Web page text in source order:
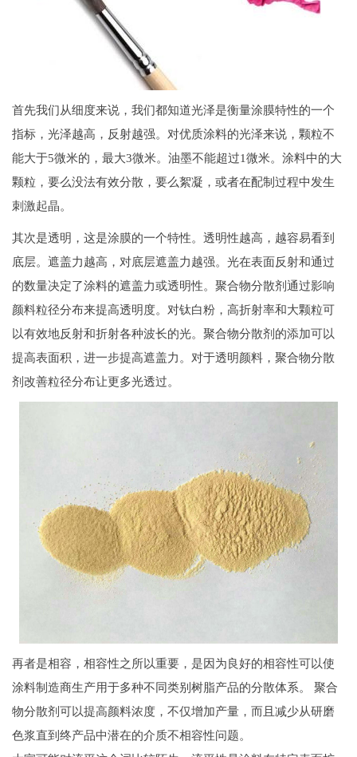
首先我们从细度来说，我们都知道光泽是衡量涂膜特性的一个
指标，光泽越高，反射越强。对优质涂料的光泽来说，颗粒不
能大于5微米的，最大3微米。油墨不能超过1微米。涂料中的大
颗粒，要么没法有效分散，要么絮凝，或者在配制过程中发生
刺激起晶。
其次是透明，这是涂膜的一个特性。透明性越高，越容易看到
底层。遮盖力越高，对底层遮盖力越强。光在表面反射和通过
的数量决定了涂料的遮盖力或透明性。聚合物分散剂通过影响
颜料粒径分布来提高透明度。对钛白粉，高折射率和大颗粒可
以有效地反射和折射各种波长的光。聚合物分散剂的添加可以
提高表面积，进一步提高遮盖力。对于透明颜料，聚合物分散
剂改善粒径分布让更多光透过。
再者是相容，相容性之所以重要，是因为良好的相容性可以使
涂料制造商生产用于多种不同类别树脂产品的分散体系。 聚合
物分散剂可以提高颜料浓度，不仅增加产量，而且减少从研磨
色浆直到终产品中潜在的介质不相容性问题。